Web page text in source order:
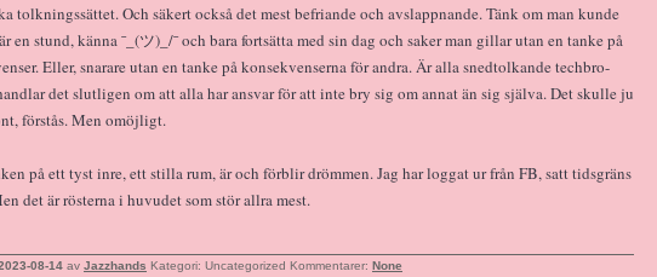
tolkningssättet. Och säkert också det mest befriande och avslappnande. Tänk om man kunde
en stund, känna ¯_(ツ)_/¯ och bara fortsätta med sin dag och saker man gillar utan en tanke på
Eller, snarare utan en tanke på konsekvenserna för andra. Är alla snedtolkande techbro-
det slutligen om att alla har ansvar för att inte bry sig om annat än sig själva. Det skulle ju
förstås. Men omöjligt.
på ett tyst inre, ett stilla rum, är och förblir drömmen. Jag har loggat ur från FB, satt tidsgräns
det är rösterna i huvudet som stör allra mest.
08-14 av Jazzhands Kategori: Uncategorized Kommentarer: None